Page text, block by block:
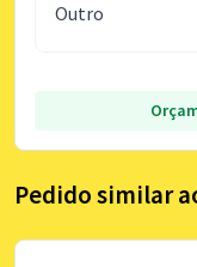
Outro
Pedido similar